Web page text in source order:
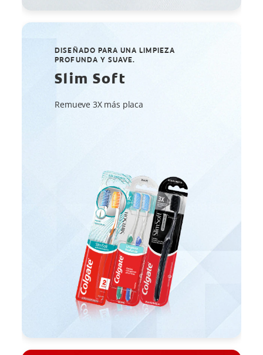
DISEÑADO PARA UNA LIMPIEZA
PROFUNDA Y SUAVE.
Slim Soft
Remueve 3X más placa